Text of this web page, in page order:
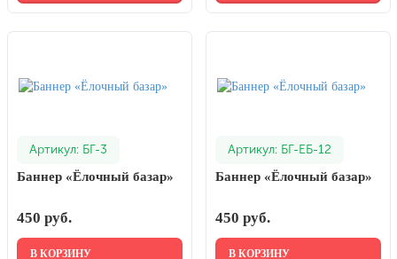
22 января, День дедушки
Валентина
Масленица
Артикул: БГ-3
Баннер «Ёлочный базар»
450 руб.
В КОРЗИНУ
Артикул: БГ-ЕБ-12
Баннер «Ёлочный базар»
450 руб.
В КОРЗИНУ